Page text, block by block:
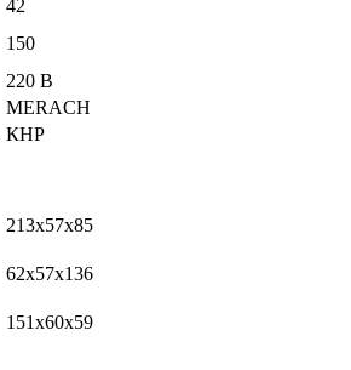
42
150
220 В
MERACH
КНР
213х57x85
62х57x136
151х60x59